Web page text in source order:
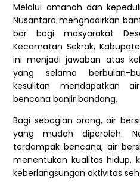
Melalui amanah dan
Nusantara menghadirkan
bor bagi masyarakat
Kecamatan Sekrak,
ini menjadi jawaban atas
yang selama berbulan-
kesulitan mendapatkan
bencana banjir bandang.
Bagi sebagian orang, air
yang mudah diperoleh.
terdampak bencana, air
menentukan kualitas hidup,
keberlangsungan aktivitas